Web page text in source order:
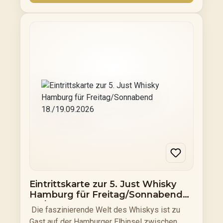
schmackhaftes kulinarisches Angebot runden
die Veranstaltung ab.
Eintrittskarte zur 5. Just Whisky
Hamburg für Freitag/Sonnabend
18./19.09.2026
Die faszinierende Welt des Whiskys ist zu